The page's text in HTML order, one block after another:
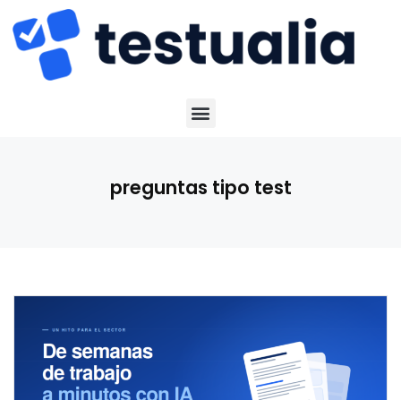
preguntas tipo test